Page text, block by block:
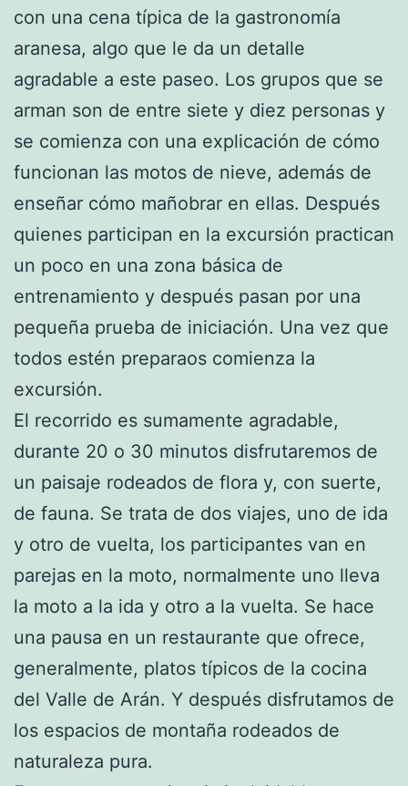
con una cena típica de la gastronomía
aranesa, algo que le da un detalle
agradable a este paseo. Los grupos que se
arman son de entre siete y diez personas y
se comienza con una explicación de cómo
funcionan las motos de nieve, además de
enseñar cómo mañobrar en ellas. Después
quienes participan en la excursión practican
un poco en una zona básica de
entrenamiento y después pasan por una
pequeña prueba de iniciación. Una vez que
todos estén preparaos comienza la
excursión.
El recorrido es sumamente agradable,
durante 20 o 30 minutos disfrutaremos de
un paisaje rodeados de flora y, con suerte,
de fauna. Se trata de dos viajes, uno de ida
y otro de vuelta, los participantes van en
parejas en la moto, normalmente uno lleva
la moto a la ida y otro a la vuelta. Se hace
una pausa en un restaurante que ofrece,
generalmente, platos típicos de la cocina
del Valle de Arán. Y después disfrutamos de
los espacios de montaña rodeados de
naturaleza pura.